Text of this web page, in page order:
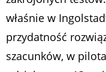
właśnie w
przydatność
szacunków, w